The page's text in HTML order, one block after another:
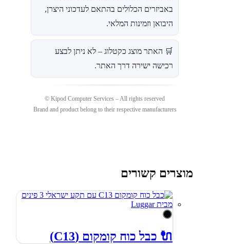
באביזרים הכלולים בהתאם לעדכוני היצרן,
היבואן וזמינות המלאי.
🛒 האתר מוצג כקטלוג – לא ניתן לבצע
רכישה ישירה דרך האתר.
Kipod Computer Services – All rights reserved ©
Brand and product belong to their respective manufacturers
מוצרים קשורים
🔌 כבל כוח קומקום (C13)